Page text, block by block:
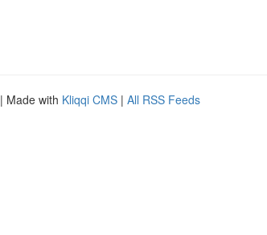
| Made with Kliqqi CMS | All RSS Feeds